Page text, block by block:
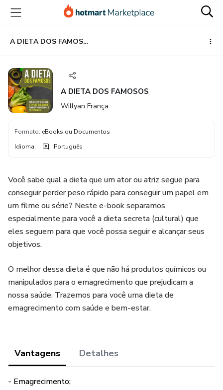
para
conteúdo
principal
para
pagamento
para
rodapé
A DIETA DOS FAMOSOS
A DIETA DOS FAMOSOS
Willyan França
Formato: eBooks ou Documentos
Idioma: Português
Você sabe qual a dieta que um ator ou atriz segue para
conseguir perder peso rápido para conseguir um papel em
um filme ou série? Neste e-book separamos
especialmente para você a dieta secreta (cultural) que
eles seguem para que você possa seguir e alcançar seus
objetivos.
O melhor dessa dieta é que não há produtos químicos ou
manipulados para o emagrecimento que prejudicam a
nossa saúde. Trazemos para você uma dieta de
emagrecimento com saúde e bem-estar.
Vantagens Detalhes
- Emagrecimento;